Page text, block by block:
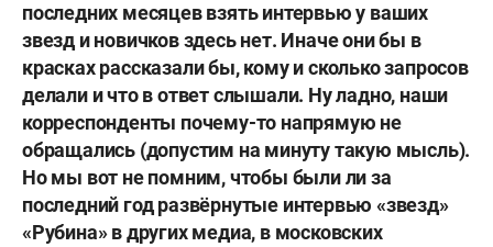
последних месяцев взять интервью у ваших
звезд и новичков здесь нет. Иначе они бы в
красках рассказали бы, кому и сколько запросов
делали и что в ответ слышали. Ну ладно, наши
корреспонденты почему-то напрямую не
обращались (допустим на минуту такую мысль).
Но мы вот не помним, чтобы были ли за
последний год развёрнутые интервью «звезд»
«Рубина» в других медиа, в московских